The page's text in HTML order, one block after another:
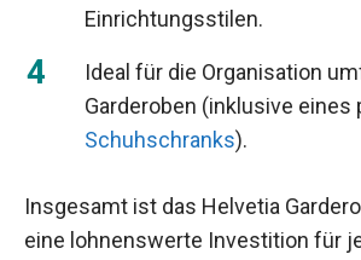
Einrichtungsstilen.
Ideal für die Organisation
Garderoben (inklusive eines
Schuhschranks).
Insgesamt ist das Helvetia
eine lohnenswerte Investition für